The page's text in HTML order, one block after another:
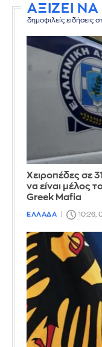
ΑΞΙΖΕΙ
δημοφιλείς ειδήσεις
Χειροπέδες σε
να είναι μέλος
Greek Mafia
ΕΛΛΑΔΑ 10:26,